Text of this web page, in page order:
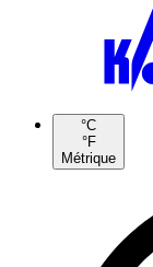
°C
°F
Métrique